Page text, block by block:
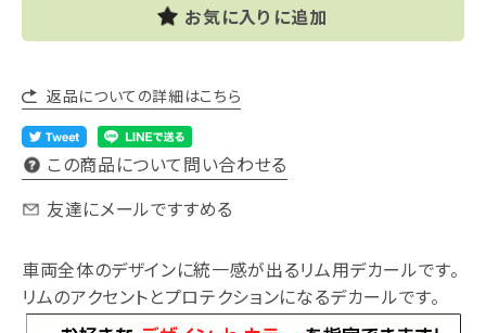
お気に入りに追加
返品についての詳細はこちら
この商品について問い合わせる
友達にメールですすめる
車両全体のデザインに統一感が出るリム用デカールです。
リムのアクセントとプロテクションになるデカールです。